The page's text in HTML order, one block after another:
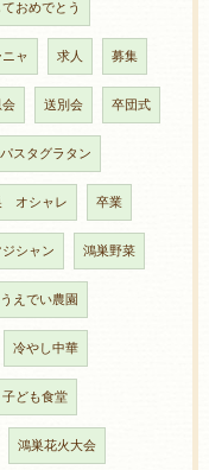
おめでとう
ャ 求人 募集
送別会 卒団式
スタグラタン
オシャレ 卒業
ジシャン 鴻巣野菜
うえでい農園
冷やし中華
子ども食堂
鴻巣花火大会